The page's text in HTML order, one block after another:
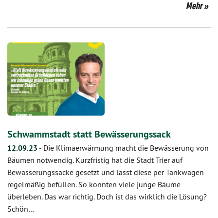
Mehr
Schwammstadt statt Bewässerungssack
12.09.23 - Die Klimaerwärmung macht die Bewässerung von
Bäumen notwendig. Kurzfristig hat die Stadt Trier auf
Bewässerungssäcke gesetzt und lässt diese per Tankwagen
regelmäßig befüllen. So konnten viele junge Bäume
überleben. Das war richtig. Doch ist das wirklich die Lösung?
Schön…